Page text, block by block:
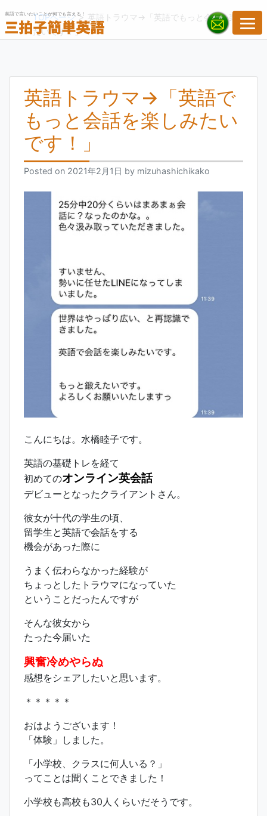
to
content
英語で言いたいことが何でも言える！
TOPページ> 英語トラウマ→「英語でもっと会話を楽しみ
たいです！」
英語トラウマ→「英語で
もっと会話を楽しみたい
です！」
Posted on 2021年2月1日 by mizuhashichikako
こんにちは。水橋睦子です。
英語の基礎トレを経て
初めてのオンライン英会話
デビューとなったクライアントさん。
彼女が十代の学生の頃、
留学生と英語で会話をする
機会があった際に
うまく伝わらなかった経験が
ちょっとしたトラウマになっていた
ということだったんですが
そんな彼女から
たった今届いた
興奮冷めやらぬ
感想をシェアしたいと思います。
＊＊＊＊＊
おはようございます！
「体験」しました。
「小学校、クラスに何人いる？」
ってことは聞くことできました！
小学校も高校も30人くらいだそうです。